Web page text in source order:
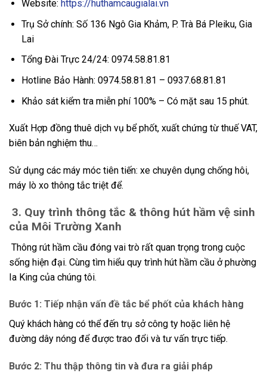
Website: https://huthamcaugialai.vn
Trụ Sở chính: Số 136 Ngô Gia Khảm, P. Trà Bá Pleiku, Gia
Lai
Tổng Đài Trực 24/24: 0974.58.81.81
Hotline Bảo Hành: 0974.58.81.81 – 0937.68.81.81
Khảo sát kiểm tra miễn phí 100% – Có mặt sau 15 phút.
Xuất Hợp đồng thuê dịch vụ bể phốt, xuất chứng từ thuế VAT,
biên bản nghiệm thu…
Sử dụng các máy móc tiên tiến: xe chuyên dụng chống hôi,
máy lò xo thông tắc triệt để.
3. Quy trình thông tắc & thông hút hầm vệ sinh
của Môi Trường Xanh
Thông rút hầm cầu đóng vai trò rất quan trọng trong cuộc
sống hiện đại. Cùng tìm hiểu quy trình hút hầm cầu ở phường
Ia King của chúng tôi.
Bước 1: Tiếp nhận vấn đề tắc bể phốt của khách hàng
Quý khách hàng có thể đến trụ sở công ty hoặc liên hệ
đường dây nóng để được trao đổi và tư vấn trực tiếp.
Bước 2: Thu thập thông tin và đưa ra giải pháp